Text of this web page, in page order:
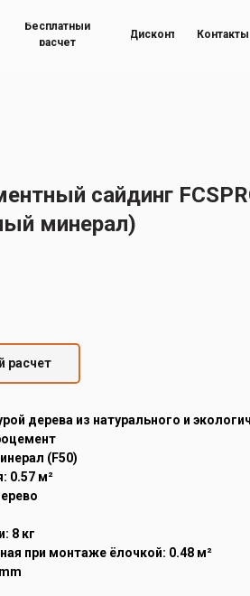
Бесплатный
расчет
Контакты
Дисконт
сайдинг
минерал)
расчет
дерева из натурального и
(F50)
0.57 м²
8 кг
при монтаже ёлочкой: 0.48 м²